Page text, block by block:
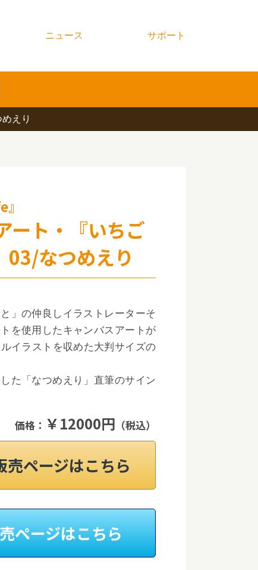
ニュース サポート
えり
ート・『いちご
03/なつめえり
」の仲良しイラストレーターそ
を使用したキャンバスアートが
イラストを収めた大判サイズの
た「なつめえり」直筆のサイン
価格： ￥12000円 （税込）
ページはこちら
ページはこちら